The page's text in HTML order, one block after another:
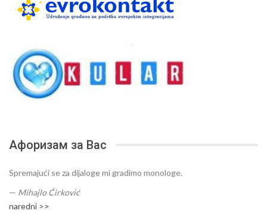
Афоризам за Вас
Spremajući se za dijaloge mi gradimo monologe.
— Mihajlo Ćirković
naredni >>